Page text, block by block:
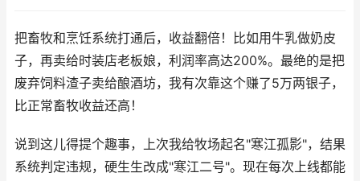
把畜牧和烹饪系统打通后，收益翻倍！比如用牛乳做奶皮
子，再卖给时装店老板娘，利润率高达200%。最绝的是把
废弃饲料渣子卖给酿酒坊，我有次靠这个赚了5万两银子，
比正常畜牧收益还高！
说到这儿得提个趣事，上次我给牧场起名"寒江孤影"，结果
系统判定违规，硬生生改成"寒江二号"。现在每次上线都能